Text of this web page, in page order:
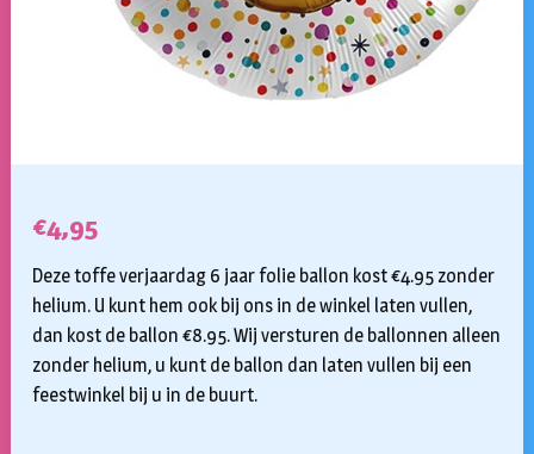
€4,95
Deze toffe verjaardag 6 jaar folie ballon kost €4.95 zonder
helium. U kunt hem ook bij ons in de winkel laten vullen,
dan kost de ballon €8.95. Wij versturen de ballonnen alleen
zonder helium, u kunt de ballon dan laten vullen bij een
feestwinkel bij u in de buurt.